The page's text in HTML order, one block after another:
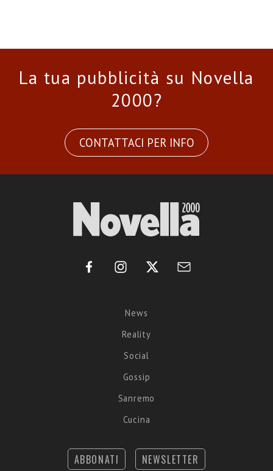
La tua pubblicità su Novella
2000?
CONTATTACI PER INFO
News
Reality
Social
Gossip
Sanremo
Cucina
ABBONATI NEWSLETTER